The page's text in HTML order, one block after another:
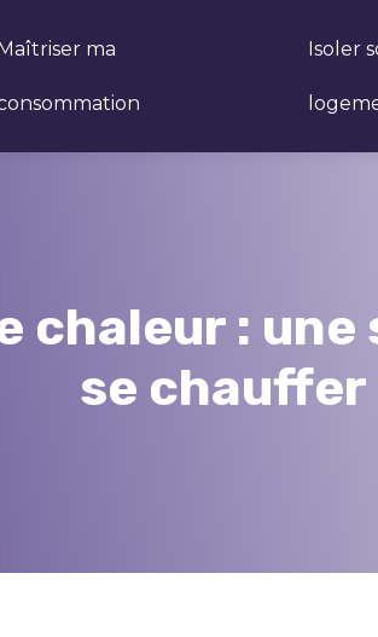
ma Isoler
chaleur : une
se chauffer